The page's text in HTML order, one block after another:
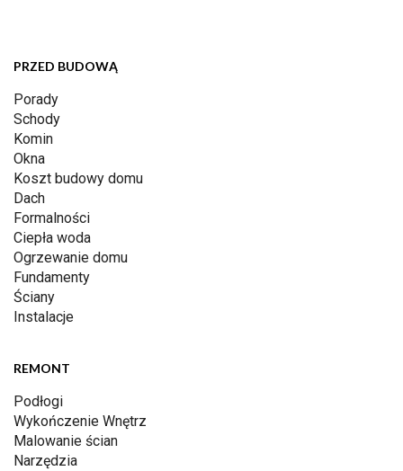
PRZED BUDOWĄ
Porady
Schody
Komin
Okna
Koszt budowy domu
Dach
Formalności
Ciepła woda
Ogrzewanie domu
Fundamenty
Ściany
Instalacje
REMONT
Podłogi
Wykończenie Wnętrz
Malowanie ścian
Narzędzia